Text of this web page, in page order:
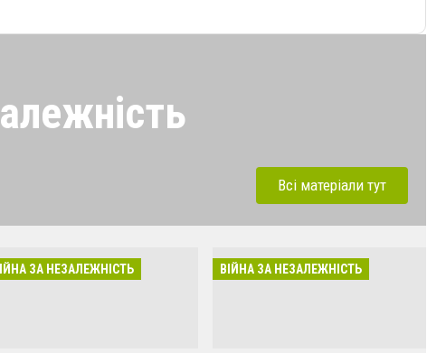
Всі матеріали тут
ЗА НЕЗАЛЕЖНІСТЬ ВІЙНА ЗА НЕЗАЛЕЖНІСТЬ